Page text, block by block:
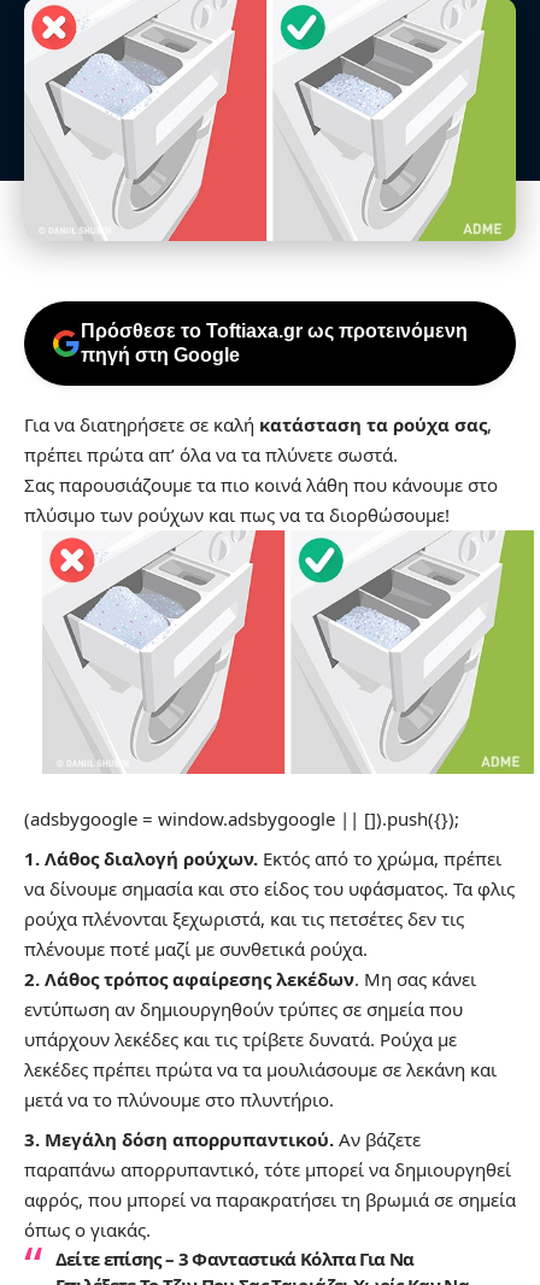
Πρόσθεσε το Toftiaxa.gr ως προτεινόμενη
πηγή στη Google
Για να διατηρήσετε σε καλή κατάσταση τα ρούχα σας,
πρέπει πρώτα απ’ όλα να τα πλύνετε σωστά.
Σας παρουσιάζουμε τα πιο κοινά λάθη που κάνουμε στο
πλύσιμο των ρούχων και πως να τα διορθώσουμε!
(adsbygoogle = window.adsbygoogle || []).push({});
1. Λάθος διαλογή ρούχων. Εκτός από το χρώμα, πρέπει
να δίνουμε σημασία και στο είδος του υφάσματος. Τα φλις
ρούχα πλένονται ξεχωριστά, και τις πετσέτες δεν τις
πλένουμε ποτέ μαζί με συνθετικά ρούχα.
2. Λάθος τρόπος αφαίρεσης λεκέδων. Μη σας κάνει
εντύπωση αν δημιουργηθούν τρύπες σε σημεία που
υπάρχουν λεκέδες και τις τρίβετε δυνατά. Ρούχα με
λεκέδες πρέπει πρώτα να τα μουλιάσουμε σε λεκάνη και
μετά να το πλύνουμε στο πλυντήριο.
3. Μεγάλη δόση απορρυπαντικού. Αν βάζετε
παραπάνω απορρυπαντικό, τότε μπορεί να δημιουργηθεί
αφρός, που μπορεί να παρακρατήσει τη βρωμιά σε σημεία
όπως ο γιακάς.
Δείτε επίσης – 3 Φανταστικά Κόλπα Για Να